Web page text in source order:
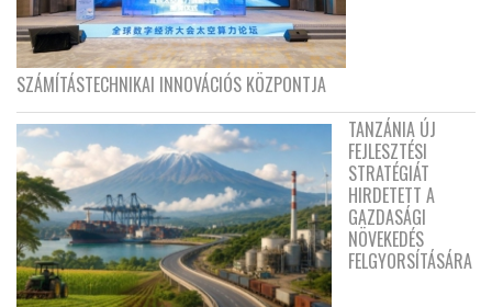
SZÁMÍTÁSTECHNIKAI INNOVÁCIÓS KÖZPONTJA
TANZÁNIA ÚJ
FEJLESZTÉSI
STRATÉGIÁT
HIRDETETT A
GAZDASÁGI
NÖVEKEDÉS
FELGYORSÍTÁSÁRA